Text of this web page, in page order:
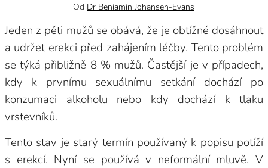
Od Dr Beniamin Johansen-Evans
Jeden z pěti mužů se obává, že je obtížné dosáhnout
a udržet erekci před zahájením léčby. Tento problém
se týká přibližně 8 % mužů. Častější je v případech,
kdy k prvnímu sexuálnímu setkání dochází po
konzumaci alkoholu nebo kdy dochází k tlaku
vrstevníků.
Tento stav je starý termín používaný k popisu potíží
s erekcí. Nyní se používá v neformální mluvě. V